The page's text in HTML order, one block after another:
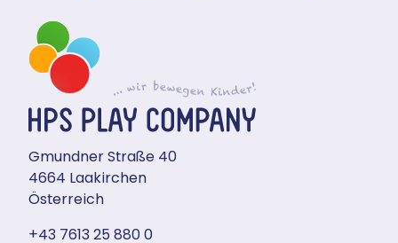
Gmundner Straße 40
4664 Laakirchen
Österreich
+43 7613 25 880 0